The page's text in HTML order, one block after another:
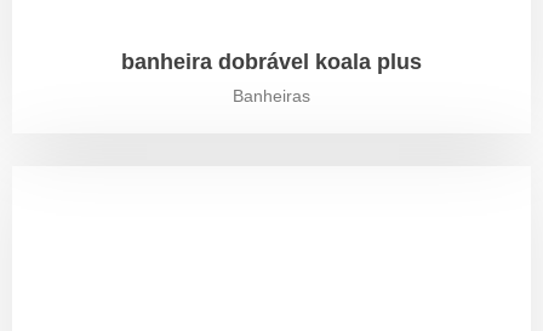
banheira dobrável koala plus
Banheiras